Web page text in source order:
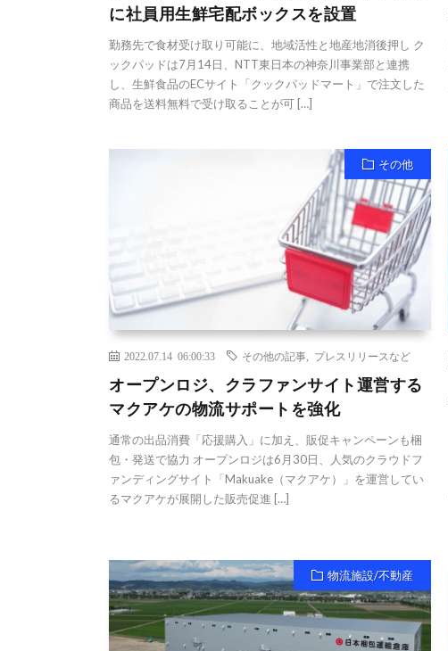
に社員用生鮮宅配ボックスを設置
勤務先で食材受け取り可能に、地域活性と地産地消後押し ク
ックパッドは7月14日、NTT東日本の神奈川事業部と連携
し、生鮮食品のECサイト「クックパッドマート」で注文した
商品を送料無料で受け取ることが可 […]
その他
2022.07.14 06:00:33 その他の記事 プレスリリースなど
オープンロジ、クラファンサイト運営する
マクアケの物流サポートを強化
通常の出品消費「応援購入」に加え、販促キャンペーンも梱
包・発送で協力 オープンロジは6月30日、人気のクラウドフ
ァンディングサイト「Makuake（マクアケ）」を運営してい
るマクアケが展開した販売促進 […]
物流施設/不動産